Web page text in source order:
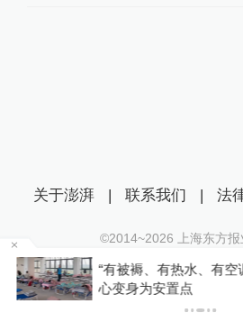
“有被褥、有热水、有空
心变身为安置点
关于澎湃 | 联系我们 | 法
©2014~2026 上海东方
沪ICP证：沪B2-20170116 | 沪
互联网新闻信息服务许可证
沪公网安备